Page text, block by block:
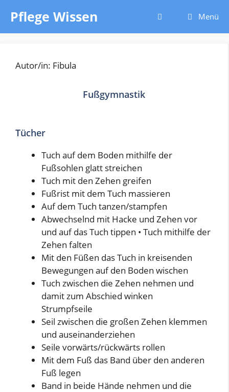
Inhalt
springen
Pflege Wissen Menü
Autor/in: Fibula
Fußgymnastik
Tücher
Tuch auf dem Boden mithilfe der
Fußsohlen glatt streichen
Tuch mit den Zehen greifen
Fußrist mit dem Tuch massieren
Auf dem Tuch tanzen/stampfen
Abwechselnd mit Hacke und Zehen vor
und auf das Tuch tippen • Tuch mithilfe der
Zehen falten
Mit den Füßen das Tuch in kreisenden
Bewegungen auf den Boden wischen
Tuch zwischen die Zehen nehmen und
damit zum Abschied winken
Strumpfseile
Seil zwischen die großen Zehen klemmen
und auseinanderziehen
Seile vorwärts/rückwärts rollen
Mit dem Fuß das Band über den anderen
Fuß legen
Band in beide Hände nehmen und die